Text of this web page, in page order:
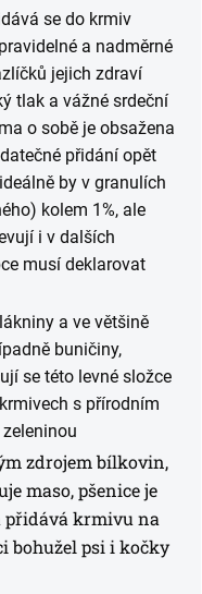
se do krmiv
a nadměrné
jejich zdraví
tlak a vážné srdeční
o sobě je obsažena
přidání opět
by v granulích
kolem 1%, ale
i v dalších
musí deklarovat
a ve většině
buničiny,
se této levné složce
s přírodním
zdrojem bílkovin,
maso, pšenice je
přidává krmivu na
bohužel psi i kočky